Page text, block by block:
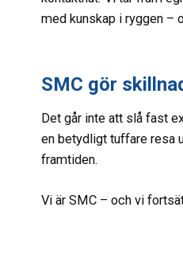
med kunskap i ryggen –
SMC gör
Det går inte att slå fast
en betydligt tuffare resa
framtiden.
Vi är SMC – och vi